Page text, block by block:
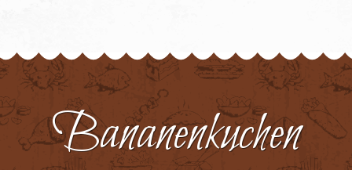
Bananenkuchen